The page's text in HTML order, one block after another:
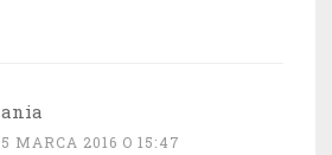
ania
5 MARCA 2016 O 15:47